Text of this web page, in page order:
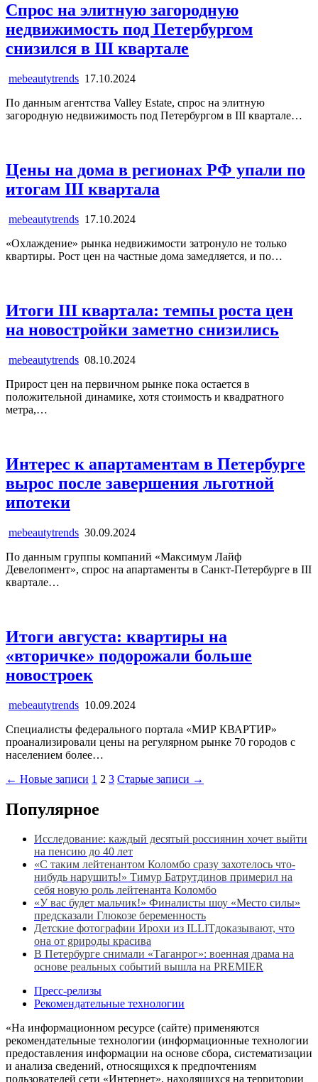
Спрос на элитную загородную
недвижимость под Петербургом
снизился в III квартале
mebeautytrends 17.10.2024
По данным агентства Valley Estate, спрос на элитную
загородную недвижимость под Петербургом в III квартале…
Цены на дома в регионах РФ упали по
итогам III квартала
mebeautytrends 17.10.2024
«Охлаждение» рынка недвижимости затронуло не только
квартиры. Рост цен на частные дома замедляется, и по…
Итоги III квартала: темпы роста цен
на новостройки заметно снизились
mebeautytrends 08.10.2024
Прирост цен на первичном рынке пока остается в
положительной динамике, хотя стоимость и квадратного
метра,…
Интерес к апартаментам в Петербурге
вырос после завершения льготной
ипотеки
mebeautytrends 30.09.2024
По данным группы компаний «Максимум Лайф
Девелопмент», спрос на апартаменты в Санкт-Петербурге в III
квартале…
Итоги августа: квартиры на
«вторичке» подорожали больше
новостроек
mebeautytrends 10.09.2024
Специалисты федерального портала «МИР КВАРТИР»
проанализировали цены на регулярном рынке 70 городов с
населением более…
Пагинация
записей
← Новые записи 1 2 3 Старые записи →
Популярное
Исследование: каждый десятый россиянин хочет выйти
на пенсию до 40 лет
«С таким лейтенантом Коломбо сразу захотелось что-
нибудь нарушить!» Тимур Батрутдинов примерил на
себя новую роль лейтенанта Коломбо
«У вас будет мальчик!» Финалисты шоу «Место силы»
предсказали Глюкозе беременность
Детские фотографии Ирохи из ILLITдоказывают, что
она от gрироды красива
В Петербурге снимали «Таганрог»: военная драма на
основе реальных событий вышла на PREMIER
Пресс-релизы
Рекомендательные технологии
«На информационном ресурсе (сайте) применяются
рекомендательные технологии (информационные технологии
предоставления информации на основе сбора, систематизации
и анализа сведений, относящихся к предпочтениям
пользователей сети «Интернет», находящихся на территории